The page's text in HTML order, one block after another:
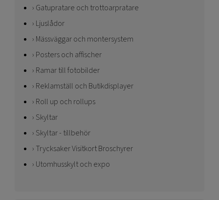
Gatupratare och trottoarpratare
Ljuslådor
Mässväggar och montersystem
Posters och affischer
Ramar till fotobilder
Reklamställ och Butikdisplayer
Roll up och rollups
Skyltar
Skyltar - tillbehör
Trycksaker Visitkort Broschyrer
Utomhusskylt och expo